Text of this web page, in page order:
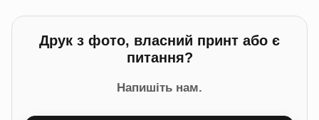
Друк з фото, власний принт або є
питання?
Напишіть нам.